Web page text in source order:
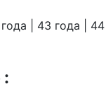
| 43 года | 44